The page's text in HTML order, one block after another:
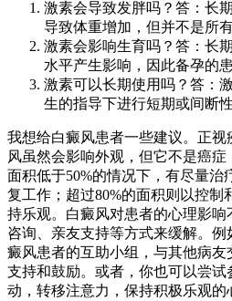
激素会导致发胖吗？答：长
导致体重增加，但并不是所
激素会影响生育吗？答：长
水平产生影响，因此备孕的
激素可以长期使用吗？答：
生的指导下进行短期或间断性
我想给白癜风患者一些建议。正
风虽然会影响外观，但它不是癌
面积低于50%的情况下，有尽量治
复工作；超过80%的面积则以控制
持乐观。白癜风对患者的心理影
咨询、亲友支持等方式来缓解。
癜风患者的互助小组，与其他病
支持和鼓励。或者，你也可以尝
动，转移注意力，保持积极乐观的